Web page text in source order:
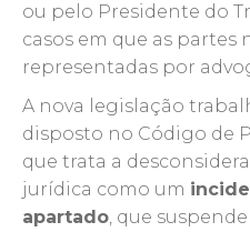
ou pelo Presidente do
casos em que as partes
representadas por
A nova legislação
disposto no Código de
que trata a
jurídica como um
apartado, que